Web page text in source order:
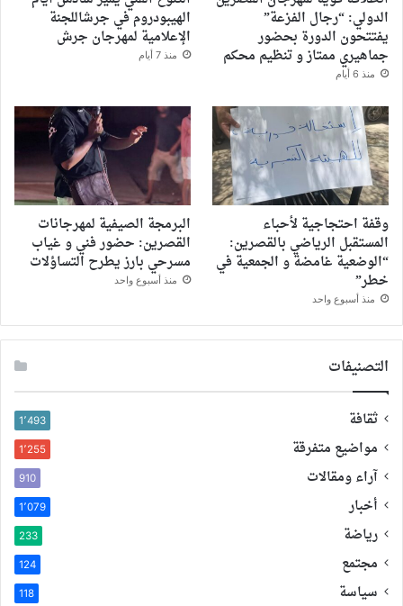
الدولي: “رجال الفزعة”
يفتتحون الدورة بحضور
جماهيري ممتاز و تنظيم محكم
منذ 6 أيام
الهيبودروم في جرشاللجنة
الإعلامية لمهرجان جرش
منذ 7 أيام
وقفة احتجاجية لأحباء
المستقبل الرياضي بالقصرين:
“الوضعية غامضة و الجمعية في
خطر”
منذ أسبوع واحد
البرمجة الصيفية لمهرجانات
القصرين: حضور فني و غياب
مسرحي بارز يطرح التساؤلات
منذ أسبوع واحد
التصنيفات
ثقافة 1٬493
مواضيع متفرقة 1٬255
آراء ومقالات 910
أخبار 1٬079
رياضة 233
مجتمع 124
سياسة 118